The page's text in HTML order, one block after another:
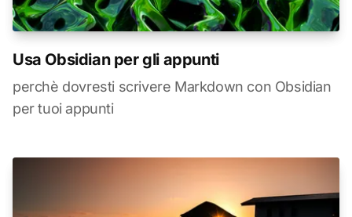
Usa Obsidian per gli appunti
perchè dovresti scrivere Markdown con Obsidian
per tuoi appunti